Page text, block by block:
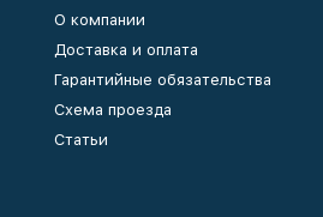
О компании
Доставка и оплата
Гарантийные обязательства
Схема проезда
Статьи